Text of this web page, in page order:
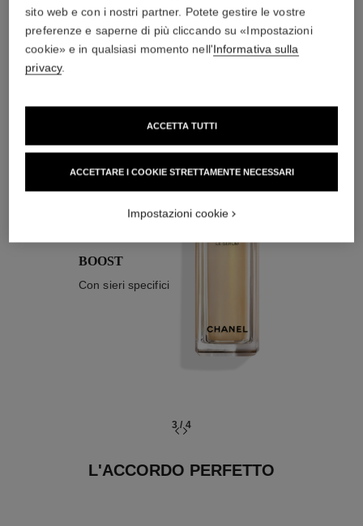
la routine su misura
03
BOOST
Con sieri specifici
3/4
L'ACCORDO PERFETTO
sito web e con i nostri partner. Potete gestire le vostre
preferenze e saperne di più cliccando su «Impostazioni
cookie» e in qualsiasi momento nell'Informativa sulla
privacy.
ACCETTARE I COOKIE STRETTAMENTE NECESSARI
ACCETTA TUTTI
Impostazioni cookie